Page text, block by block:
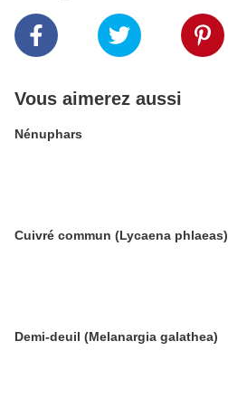
Vous aimerez aussi
Nénuphars
Cuivré commun (Lycaena phlaeas)
Demi-deuil (Melanargia galathea)